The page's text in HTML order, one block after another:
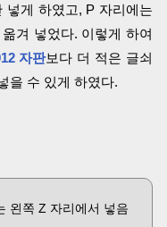
넣게 하였고, P 자리에는
겨 넣었다. 이렇게 하여
자판보다 더 적은 글쇠
을 수 있게 하였다.
왼쪽 Z 자리에서 넣음